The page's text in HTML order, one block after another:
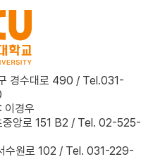
경수대로 490 / Tel.031-
경우
중앙로 151 B2 / Tel. 02-525-
수원로 102 / Tel. 031-229-